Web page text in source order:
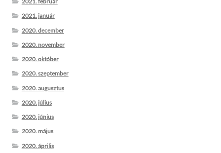
2021. január
2020. december
2020. november
2020. október
2020. szeptember
2020. augusztus
2020. július
2020. június
2020. május
2020. április